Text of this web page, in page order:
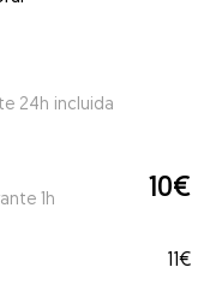
24h incluida
1h 10€
11€